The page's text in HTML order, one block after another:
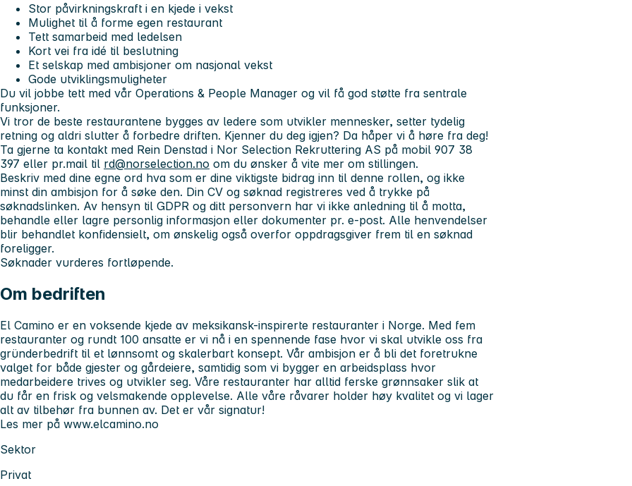
Stor påvirkningskraft i en kjede i vekst
Mulighet til å forme egen restaurant
Tett samarbeid med ledelsen
Kort vei fra idé til beslutning
Et selskap med ambisjoner om nasjonal vekst
Gode utviklingsmuligheter
Du vil jobbe tett med vår Operations & People Manager og vil få god støtte fra sentrale
funksjoner.
Vi tror de beste restaurantene bygges av ledere som utvikler mennesker, setter tydelig
retning og aldri slutter å forbedre driften. Kjenner du deg igjen? Da håper vi å høre fra deg!
Ta gjerne ta kontakt med Rein Denstad i Nor Selection Rekruttering AS på mobil 907 38
397 eller pr.mail til rd@norselection.no om du ønsker å vite mer om stillingen.
Beskriv med dine egne ord hva som er dine viktigste bidrag inn til denne rollen, og ikke
minst din ambisjon for å søke den. Din CV og søknad registreres ved å trykke på
søknadslinken. Av hensyn til GDPR og ditt personvern har vi ikke anledning til å motta,
behandle eller lagre personlig informasjon eller dokumenter pr. e-post. Alle henvendelser
blir behandlet konfidensielt, om ønskelig også overfor oppdragsgiver frem til en søknad
foreligger.
Søknader vurderes fortløpende.
Om bedriften
El Camino er en voksende kjede av meksikansk-inspirerte restauranter i Norge. Med fem
restauranter og rundt 100 ansatte er vi nå i en spennende fase hvor vi skal utvikle oss fra
gründerbedrift til et lønnsomt og skalerbart konsept. Vår ambisjon er å bli det foretrukne
valget for både gjester og gårdeiere, samtidig som vi bygger en arbeidsplass hvor
medarbeidere trives og utvikler seg. Våre restauranter har alltid ferske grønnsaker slik at
du får en frisk og velsmakende opplevelse. Alle våre råvarer holder høy kvalitet og vi lager
alt av tilbehør fra bunnen av. Det er vår signatur!
Les mer på www.elcamino.no
Sektor
Privat